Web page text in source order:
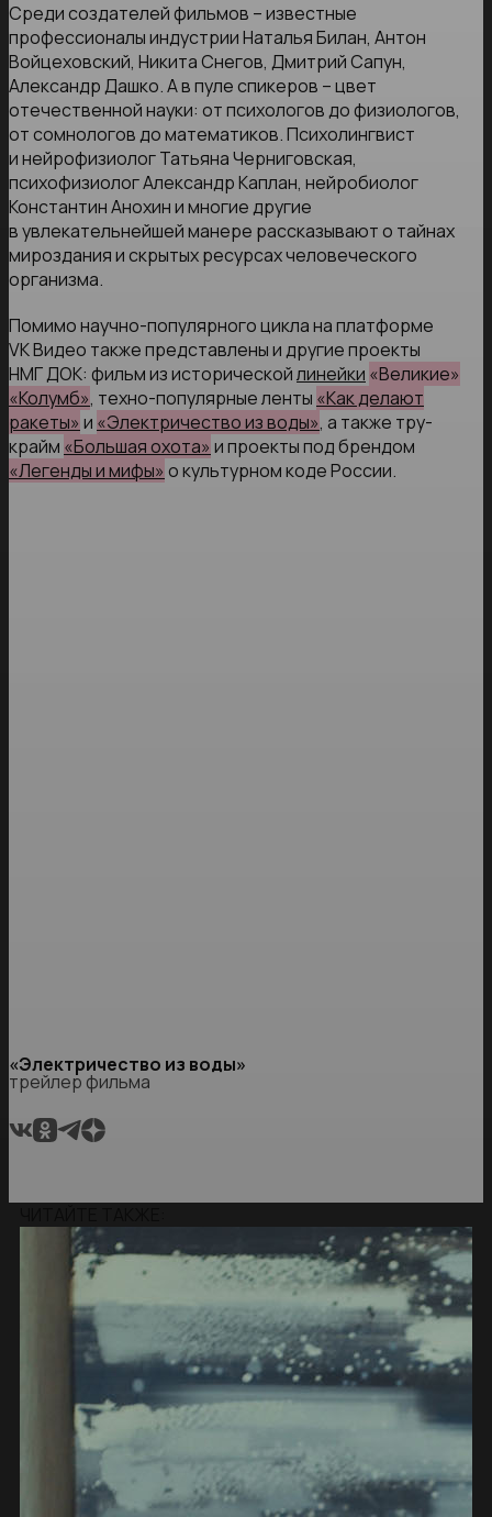
Среди создателей фильмов – известные
профессионалы индустрии Наталья Билан, Антон
Войцеховский, Никита Снегов, Дмитрий Сапун,
Александр Дашко. А в пуле спикеров – цвет
отечественной науки: от психологов до физиологов,
от сомнологов до математиков. Психолингвист
и нейрофизиолог Татьяна Черниговская,
психофизиолог Александр Каплан, нейробиолог
Константин Анохин и многие другие
в увлекательнейшей манере рассказывают о тайнах
мироздания и скрытых ресурсах человеческого
организма.
Помимо научно-популярного цикла на платформе
VK Видео также представлены и другие проекты
НМГ ДОК: фильм из историческойлинейки «Великие»
«Колумб», техно-популярные ленты «Как делают
ракеты» и «Электричество из воды», а также тру-
крайм «Большая охота» и проекты под брендом
«Легенды и мифы» о культурном коде России.
«Электричество из воды»
трейлер фильма